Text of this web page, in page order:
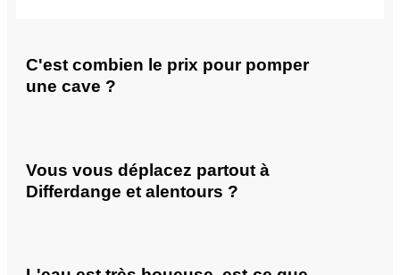
C'est combien le prix pour pomper
une cave ?
Vous vous déplacez partout à
Differdange et alentours ?